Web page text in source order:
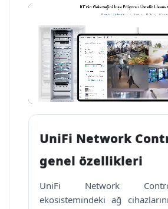
UniFi Network
genel özellikleri
UniFi Network
ekosistemindeki ağ